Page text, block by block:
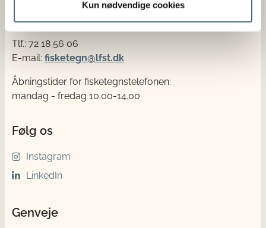
Kun nødvendige cookies
Fisketegn
Tlf.: 72 18 56 06
E-mail: fisketegn@lfst.dk
Åbningstider for fisketegnstelefonen:
mandag - fredag 10.00-14.00
Følg os
Instagram
LinkedIn
Genveje